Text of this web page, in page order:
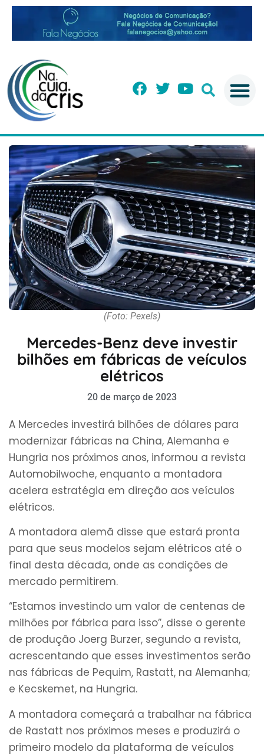
(Foto: Pexels)
Mercedes-Benz deve investir
bilhões em fábricas de veículos
elétricos
20 de março de 2023
A Mercedes investirá bilhões de dólares para
modernizar fábricas na China, Alemanha e
Hungria nos próximos anos, informou a revista
Automobilwoche, enquanto a montadora
acelera estratégia em direção aos veículos
elétricos.
A montadora alemã disse que estará pronta
para que seus modelos sejam elétricos até o
final desta década, onde as condições de
mercado permitirem.
“Estamos investindo um valor de centenas de
milhões por fábrica para isso”, disse o gerente
de produção Joerg Burzer, segundo a revista,
acrescentando que esses investimentos serão
nas fábricas de Pequim, Rastatt, na Alemanha;
e Kecskemet, na Hungria.
A montadora começará a trabalhar na fábrica
de Rastatt nos próximos meses e produzirá o
primeiro modelo da plataforma de veículos